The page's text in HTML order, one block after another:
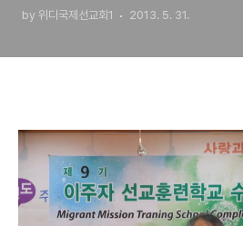
by 위디국제선교회1 2013. 5. 31.